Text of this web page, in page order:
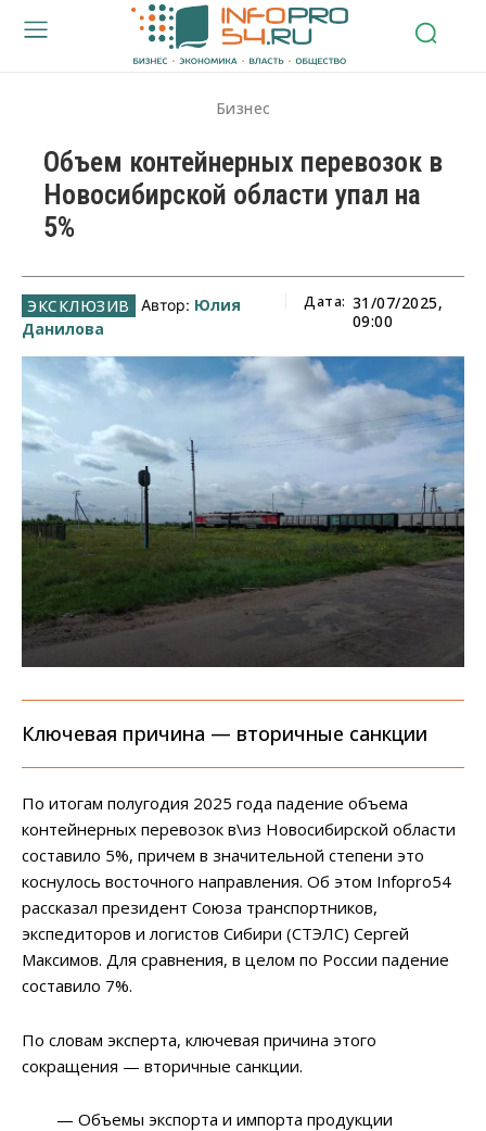
Бизнес
Объем контейнерных перевозок в
Новосибирской области упал на
5%
Автор: Юлия
Данилова
Дата: 31/07/2025,
09:00
Ключевая причина — вторичные санкции
По итогам полугодия 2025 года падение объема
контейнерных перевозок в\из Новосибирской области
составило 5%, причем в значительной степени это
коснулось восточного направления. Об этом Infopro54
рассказал президент Союза транспортников,
экспедиторов и логистов Сибири (СТЭЛС) Сергей
Максимов. Для сравнения, в целом по России падение
составило 7%.
По словам эксперта, ключевая причина этого
сокращения — вторичные санкции.
— Объемы экспорта и импорта продукции